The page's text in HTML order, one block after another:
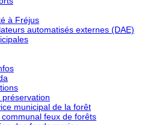
à Fréjus
automatisés externes (DAE)
préservation
municipal de la forêt
feux de forêts